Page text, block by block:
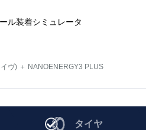
ル装着シミュレータ
ヴ) ＋ NANOENERGY3 PLUS
タイヤ